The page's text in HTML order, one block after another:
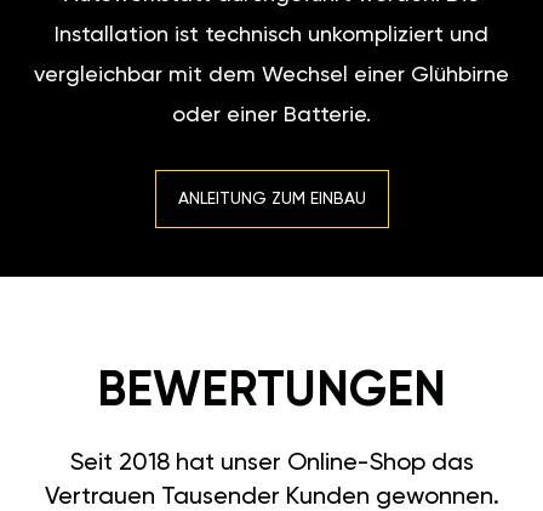
Installation ist technisch unkompliziert und
vergleichbar mit dem Wechsel einer Glühbirne
oder einer Batterie.
ANLEITUNG ZUM EINBAU
BEWERTUNGEN
Seit 2018 hat unser Online-Shop das
Vertrauen Tausender Kunden gewonnen.